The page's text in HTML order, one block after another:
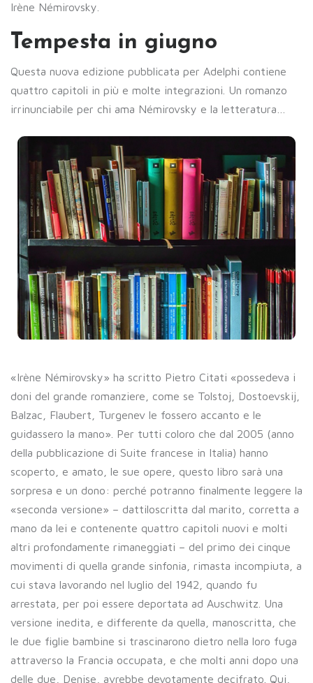
Irène Némirovsky.
Tempesta in giugno
Questa nuova edizione pubblicata per Adelphi contiene
quattro capitoli in più e molte integrazioni. Un romanzo
irrinunciabile per chi ama Némirovsky e la letteratura…
«Irène Némirovsky» ha scritto Pietro Citati «possedeva i
doni del grande romanziere, come se Tolstoj, Dostoevskij,
Balzac, Flaubert, Turgenev le fossero accanto e le
guidassero la mano». Per tutti coloro che dal 2005 (anno
della pubblicazione di Suite francese in Italia) hanno
scoperto, e amato, le sue opere, questo libro sarà una
sorpresa e un dono: perché potranno finalmente leggere la
«seconda versione» – dattiloscritta dal marito, corretta a
mano da lei e contenente quattro capitoli nuovi e molti
altri profondamente rimaneggiati – del primo dei cinque
movimenti di quella grande sinfonia, rimasta incompiuta, a
cui stava lavorando nel luglio del 1942, quando fu
arrestata, per poi essere deportata ad Auschwitz. Una
versione inedita, e differente da quella, manoscritta, che
le due figlie bambine si trascinarono dietro nella loro fuga
attraverso la Francia occupata, e che molti anni dopo una
delle due, Denise, avrebbe devotamente decifrato. Qui,